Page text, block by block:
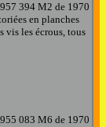
394 M2 de 1970
en planches
vis les écrous, tous
083 M6 de 1970